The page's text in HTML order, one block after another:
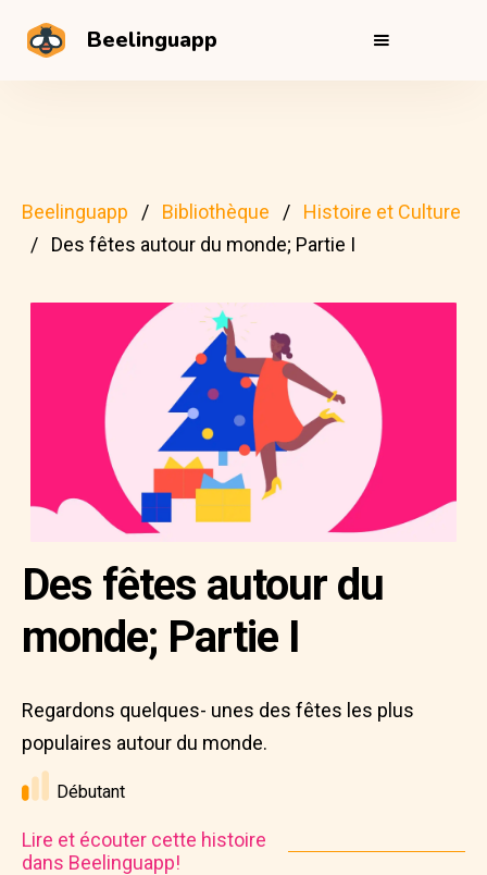
Beelinguapp
Beelinguapp Bibliothèque
Histoire et Culture
Des fêtes autour du monde; Partie I
Des fêtes autour du
monde; Partie I
Regardons quelques- unes des fêtes les plus
populaires autour du monde.
Débutant
Lire et écouter cette histoire
dans Beelinguapp!